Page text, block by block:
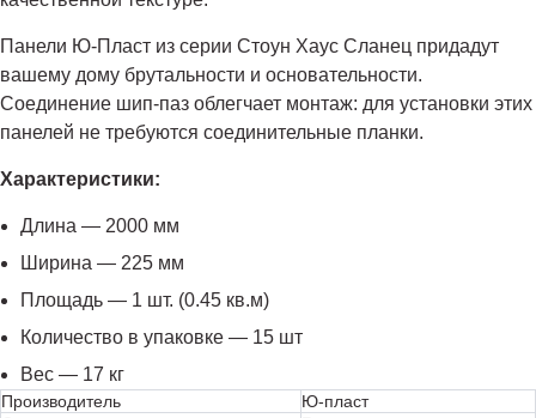
Панели Ю-Пласт из серии Стоун Хаус Сланец придадут
вашему дому брутальности и основательности.
Соединение шип-паз облегчает монтаж: для установки этих
панелей не требуются соединительные планки.
Характеристики:
Длина — 2000 мм
Ширина — 225 мм
Площадь — 1 шт. (0.45 кв.м)
Количество в упаковке — 15 шт
Вес — 17 кг
Производитель
Ю-пласт